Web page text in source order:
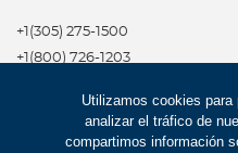
Utilizamos cookies
analizar el tráfico de
compartimos información
+1(305) 275-1500
+1(800) 726-1203
Celular #322